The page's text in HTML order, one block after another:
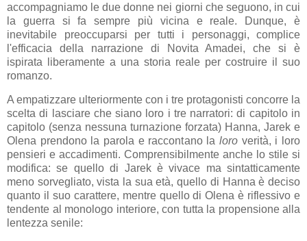
accompagniamo le due donne nei giorni che seguono, in cui
la guerra si fa sempre più vicina e reale. Dunque, è
inevitabile preoccuparsi per tutti i personaggi, complice
l'efficacia della narrazione di Novita Amadei, che si è
ispirata liberamente a una storia reale per costruire il suo
romanzo.
A empatizzare ulteriormente con i tre protagonisti concorre la
scelta di lasciare che siano loro i tre narratori: di capitolo in
capitolo (senza nessuna turnazione forzata) Hanna, Jarek e
Olena prendono la parola e raccontano la loroverità, i loro
pensieri e accadimenti. Comprensibilmente anche lo stile si
modifica: se quello di Jarek è vivace ma sintatticamente
meno sorvegliato, vista la sua età, quello di Hanna è deciso
quanto il suo carattere, mentre quello di Olena è riflessivo e
tendente al monologo interiore, con tutta la propensione alla
lentezza senile: